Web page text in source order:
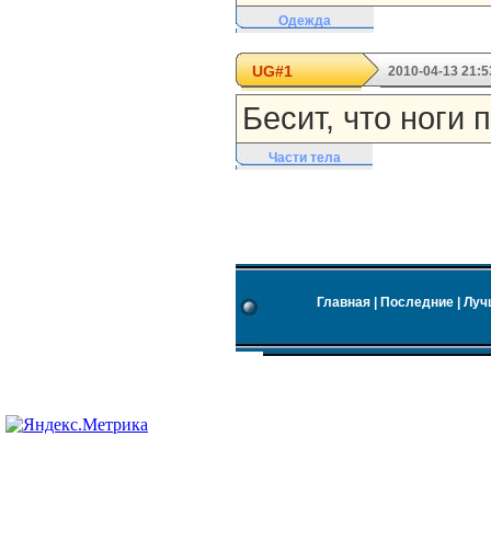
Одежда
UG#1 2010-04-13
Бесит, что ноги
Части тела
Главная Последние